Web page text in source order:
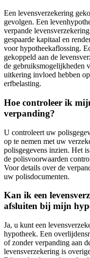
Een levensverzekering
gevolgen. Een
verpande
gespaarde kapitaal en
voor hypotheekaflossing.
gekoppeld aan de
de gebruiksmogelijkheden
uitkering invloed hebben
erfbelasting.
Hoe controleer ik
verpanding?
U controleert uw
op te nemen met uw
polisgegevens inzien. Het
de polisvoorwaarden
Voor details over de
uw polisdocumenten.
Kan ik een
afsluiten bij mijn
Ja, u kunt een
hypotheek. Een
of zonder verpanding aan
levensverzekering is